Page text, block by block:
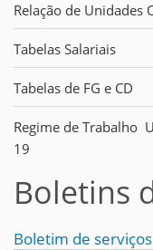
Relação de Unidades
Tabelas Salariais
Tabelas de FG e CD
Regime de Trabalho
19
Boletins
Boletim de